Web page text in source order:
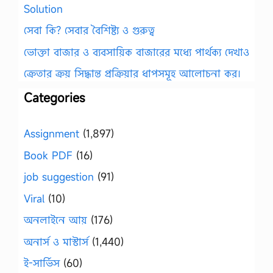
Solution
সেবা কি? সেবার বৈশিষ্ট্য ও গুরুত্ব
ভোক্তা বাজার ও ব্যবসায়িক বাজারের মধ্যে পার্থক্য দেখাও
ক্রেতার ক্রয় সিদ্ধান্ত প্রক্রিয়ার ধাপসমূহ আলোচনা কর।
Categories
Assignment (1,897)
Book PDF (16)
job suggestion (91)
Viral (10)
অনলাইনে আয় (176)
অনার্স ও মাস্টার্স(1,440)
ই-সার্ভিস(60)